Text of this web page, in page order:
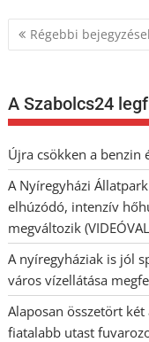
Bejegyzés
navigáció
Régebbi
A Szabolcs24
Újra csökken a benzin
A Nyíregyházi
elhúzódó, intenzív
megváltozik
A nyíregyháziak is jól
város vízellátása
Alaposan összetört két
fiatalabb utast